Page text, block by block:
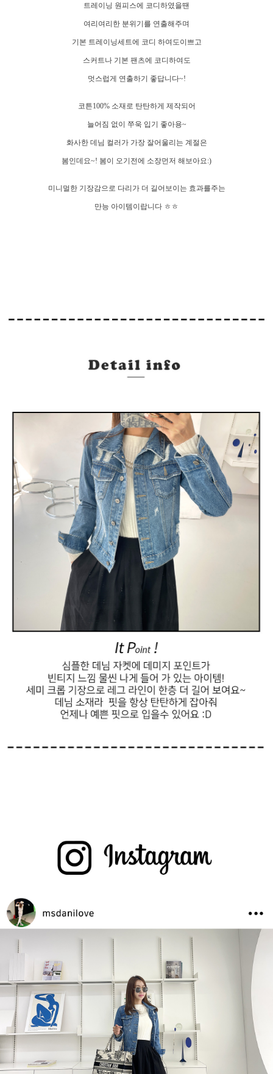
트레이닝 원피스에 코디하였을땐
여리여리한 분위기를 연출해주며
기본 트레이닝세트에 코디 하여도이쁘고
스커트나 기본 팬츠에 코디하여도
멋스럽게 연출하기 좋답니다~!
코튼100% 소재로 탄탄하게 제작되어
늘어짐 없이 쭈욱 입기 좋아용~
화사한 데님 컬러가 가장 잘어울리는 계절은
봄인데요~! 봄이 오기전에 소장먼저 해보아요:)
미니멀한 기장감으로 다리가 더 길어보이는 효과를주는
만능 아이템이랍니다 ㅎㅎ